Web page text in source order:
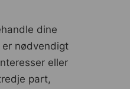
dine
er nødvendigt
eller
part,